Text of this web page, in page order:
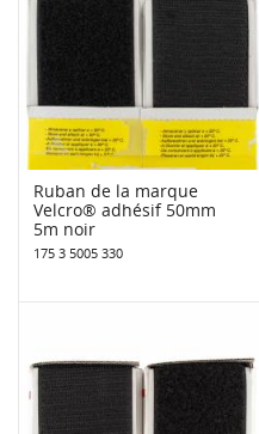
Ruban de la marque
Velcro® adhésif 50mm
5m noir
175 3 5005 330